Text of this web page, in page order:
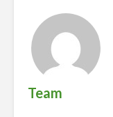
Team